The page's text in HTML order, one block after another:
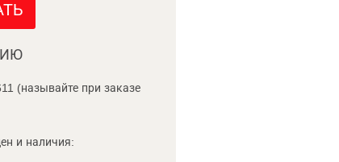
(называйте при заказе
и наличия: